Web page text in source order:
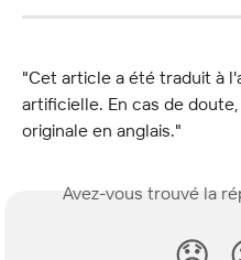
"Cet article a été traduit à
artificielle. En cas de
originale en anglais."
Avez-vous trouvé la